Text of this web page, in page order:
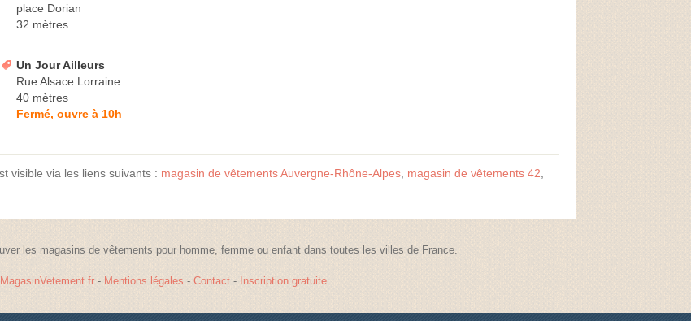
place Dorian
32 mètres
Un Jour Ailleurs
Rue Alsace Lorraine
40 mètres
Fermé, ouvre à 10h
visible via les liens suivants : magasin de vêtements Auvergne-Rhône-Alpes magasin de vêtements 42
les magasins de vêtements pour homme, femme ou enfant dans toutes les villes de France.
MagasinVetement.fr - Mentions légales - Contact - Inscription gratuite